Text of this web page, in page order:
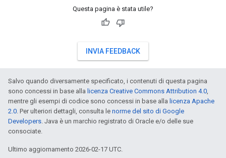
Questa pagina è stata utile?
INVIA FEEDBACK
Salvo quando diversamente specificato, i contenuti di questa pagina
sono concessi in base alla licenza Creative Commons Attribution 4.0,
mentre gli esempi di codice sono concessi in base alla licenza Apache
2.0. Per ulteriori dettagli, consulta le norme del sito di Google
Developers. Java è un marchio registrato di Oracle e/o delle sue
consociate.
Ultimo aggiornamento 2026-02-17 UTC.